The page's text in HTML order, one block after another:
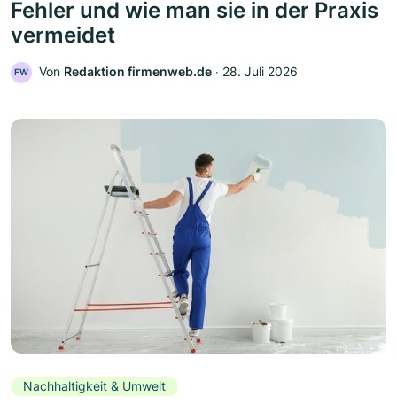
Fehler und wie man sie in der Praxis
vermeidet
FW Von Redaktion firmenweb.de ‧ 28. Juli 2026
Nachhaltigkeit & Umwelt